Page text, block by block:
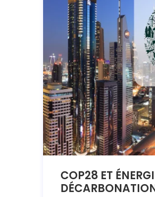
COP28 ET